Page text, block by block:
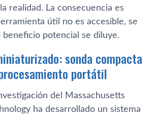
realidad. La consecuencia es
útil no es accesible, se
beneficio potencial se diluye.
sonda compacta
portátil
del Massachusetts
ha desarrollado un sistema